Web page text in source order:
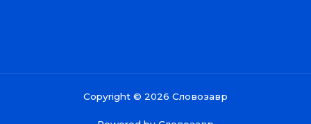
Copyright © 2026 Словозавр